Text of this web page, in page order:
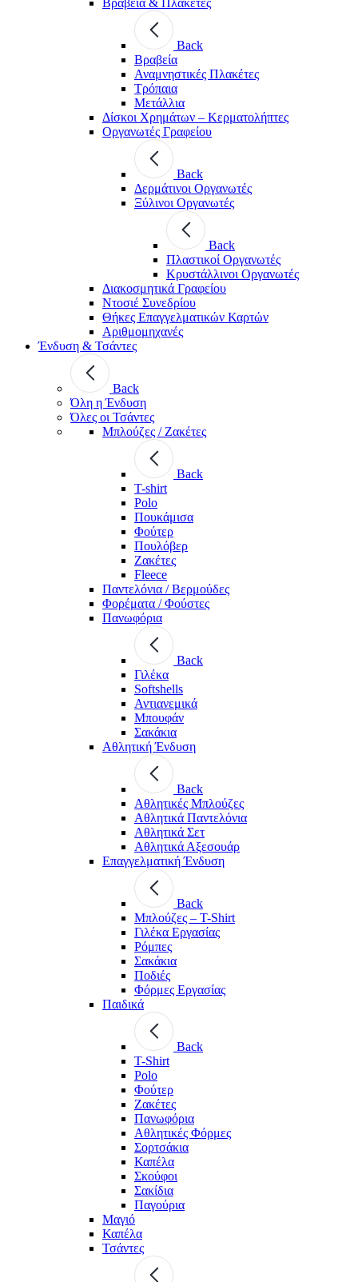
Back
Βραβεία
Αναμνηστικές Πλακέτες
Τρόπαια
Μετάλλια
Δίσκοι Χρημάτων – Κερματολήπτες
Οργανωτές Γραφείου
Back
Δερμάτινοι Οργανωτές
Ξύλινοι Οργανωτές
Back
Πλαστικοί Οργανωτές
Κρυστάλλινοι Οργανωτές
Διακοσμητικά Γραφείου
Ντοσιέ Συνεδρίου
Θήκες Επαγγελματικών Καρτών
Αριθμομηχανές
Ένδυση & Τσάντες
Back
Όλη η Ένδυση
Όλες οι Τσάντες
Μπλούζες / Ζακέτες
Back
T-shirt
Polo
Πουκάμισα
Φούτερ
Πουλόβερ
Ζακέτες
Fleece
Παντελόνια / Βερμούδες
Φορέματα / Φούστες
Πανωφόρια
Back
Γιλέκα
Softshells
Αντιανεμικά
Μπουφάν
Σακάκια
Αθλητική Ένδυση
Back
Aθλητικές Μπλούζες
Αθλητικά Παντελόνια
Αθλητικά Σετ
Αθλητικά Αξεσουάρ
Επαγγελματική Ένδυση
Back
Μπλούζες – T-Shirt
Γιλέκα Εργασίας
Ρόμπες
Σακάκια
Ποδιές
Φόρμες Εργασίας
Παιδικά
Back
T-Shirt
Polo
Φούτερ
Ζακέτες
Πανωφόρια
Αθλητικές Φόρμες
Σορτσάκια
Καπέλα
Σκούφοι
Σακίδια
Παγούρια
Μαγιό
Καπέλα
Τσάντες